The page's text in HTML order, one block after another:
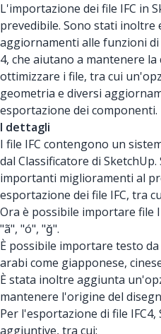
L'importazione dei file IFC in
prevedibile. Sono stati inoltre
aggiornamenti alle funzioni
4, che aiutano a mantenere la
ottimizzare i file, tra cui
geometria e diversi
esportazione dei componenti.
I dettagli
I file IFC contengono un
dal Classificatore di
importanti miglioramenti al
esportazione dei file IFC, tra
Ora è possibile importare file
"ã", "ó", "ğ".
È possibile importare testo
arabi come giapponese,
È stata inoltre aggiunta
mantenere l'origine del
Per l'esportazione di file
aggiuntive, tra cui: